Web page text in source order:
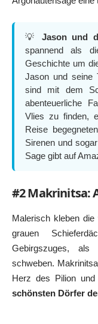
💡 Jason und
spannend als
Geschichte um
Jason und seine
sind mit dem
abenteuerliche
Vlies zu finden,
Reise
Sirenen und
Sage gibt auf
#2 Makrinitsa:
Malerisch kleben
grauen
Gebirgszuges,
schweben.
Herz des Pilion
schönsten Dörfer